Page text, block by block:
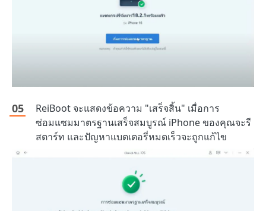
ReiBoot จะแสดงข้อความ "เสร็จสิ้น" เมื่อการ
ซ่อมแซมมาตรฐานเสร็จสมบูรณ์ iPhone ของคุณจะรี
สตาร์ท และปัญหาแบตเตอรี่หมดเร็วจะถูกแก้ไข